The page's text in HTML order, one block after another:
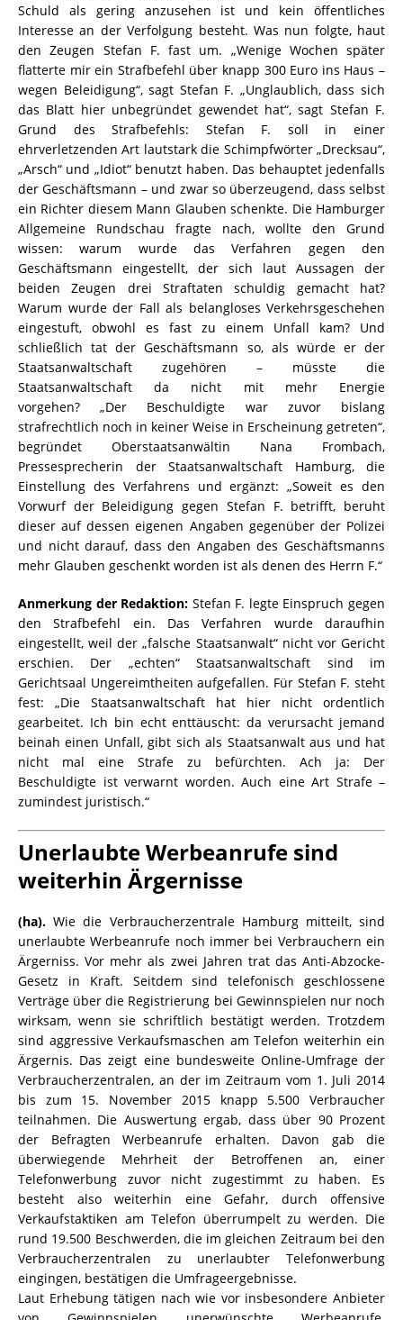
Schuld als gering anzusehen ist und kein öffentliches
Interesse an der Verfolgung besteht. Was nun folgte, haut
den Zeugen Stefan F. fast um. „Wenige Wochen später
flatterte mir ein Strafbefehl über knapp 300 Euro ins Haus –
wegen Beleidigung“, sagt Stefan F. „Unglaublich, dass sich
das Blatt hier unbegründet gewendet hat“, sagt Stefan F.
Grund des Strafbefehls: Stefan F. soll in einer
ehrverletzenden Art lautstark die Schimpfwörter „Drecksau“,
„Arsch“ und „Idiot“ benutzt haben. Das behauptet jedenfalls
der Geschäftsmann – und zwar so überzeugend, dass selbst
ein Richter diesem Mann Glauben schenkte. Die Hamburger
Allgemeine Rundschau fragte nach, wollte den Grund
wissen: warum wurde das Verfahren gegen den
Geschäftsmann eingestellt, der sich laut Aussagen der
beiden Zeugen drei Straftaten schuldig gemacht hat?
Warum wurde der Fall als belangloses Verkehrsgeschehen
eingestuft, obwohl es fast zu einem Unfall kam? Und
schließlich tat der Geschäftsmann so, als würde er der
Staatsanwaltschaft zugehören – müsste die
Staatsanwaltschaft da nicht mit mehr Energie
vorgehen?„Der Beschuldigte war zuvor bislang
strafrechtlich noch in keiner Weise in Erscheinung getreten“,
begründet Oberstaatsanwältin Nana Frombach,
Pressesprecherin der Staatsanwaltschaft Hamburg, die
Einstellung des Verfahrens und ergänzt: „Soweit es den
Vorwurf der Beleidigung gegen Stefan F. betrifft, beruht
dieser auf dessen eigenen Angaben gegenüber der Polizei
und nicht darauf, dass den Angaben des Geschäftsmanns
mehr Glauben geschenkt worden ist als denen des Herrn F.“
Anmerkung der Redaktion: Stefan F. legte Einspruch gegen
den Strafbefehl ein. Das Verfahren wurde daraufhin
eingestellt, weil der „falsche Staatsanwalt“ nicht vor Gericht
erschien. Der „echten“ Staatsanwaltschaft sind im
Gerichtsaal Ungereimtheiten aufgefallen. Für Stefan F. steht
fest: „Die Staatsanwaltschaft hat hier nicht ordentlich
gearbeitet. Ich bin echt enttäuscht: da verursacht jemand
beinah einen Unfall, gibt sich als Staatsanwalt aus und hat
nicht mal eine Strafe zu befürchten. Ach ja: Der
Beschuldigte ist verwarnt worden. Auch eine Art Strafe –
zumindest juristisch.“
Unerlaubte Werbeanrufe sind
weiterhin Ärgernisse
(ha). Wie die Verbraucherzentrale Hamburg mitteilt, sind
unerlaubte Werbeanrufe noch immer bei Verbrauchern ein
Ärgerniss. Vor mehr als zwei Jahren trat das Anti-Abzocke-
Gesetz in Kraft. Seitdem sind telefonisch geschlossene
Verträge über die Registrierung bei Gewinnspielen nur noch
wirksam, wenn sie schriftlich bestätigt werden. Trotzdem
sind aggressive Verkaufsmaschen am Telefon weiterhin ein
Ärgernis. Das zeigt eine bundesweite Online-Umfrage der
Verbraucherzentralen, an der im Zeitraum vom 1. Juli 2014
bis zum 15. November 2015 knapp 5.500 Verbraucher
teilnahmen. Die Auswertung ergab, dass über 90 Prozent
der Befragten Werbeanrufe erhalten. Davon gab die
überwiegende Mehrheit der Betroffenen an, einer
Telefonwerbung zuvor nicht zugestimmt zu haben. Es
besteht also weiterhin eine Gefahr, durch offensive
Verkaufstaktiken am Telefon überrumpelt zu werden. Die
rund 19.500 Beschwerden, die im gleichen Zeitraum bei den
Verbraucherzentralen zu unerlaubter Telefonwerbung
eingingen, bestätigen die Umfrageergebnisse.
Laut Erhebung tätigen nach wie vor insbesondere Anbieter